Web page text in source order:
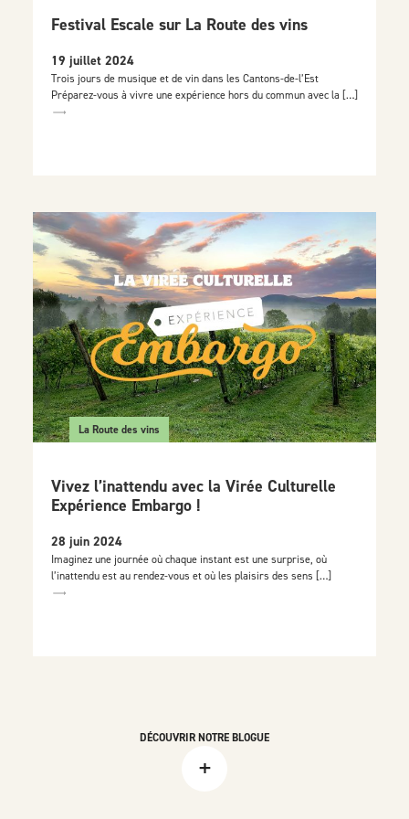
Festival Escale sur La Route des vins
19 juillet 2024
Trois jours de musique et de vin dans les Cantons-de-l’Est
Préparez-vous à vivre une expérience hors du commun avec la […]
La Route des vins
Vivez l’inattendu avec la Virée Culturelle
Expérience Embargo !
28 juin 2024
Imaginez une journée où chaque instant est une surprise, où
l’inattendu est au rendez-vous et où les plaisirs des sens […]
DÉCOUVRIR NOTRE BLOGUE
+